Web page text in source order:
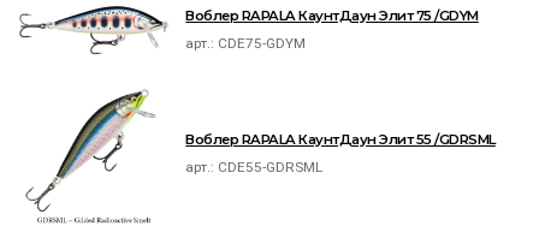
Воблер RAPALA КаунтДаун Элит 75 /GDYM
арт.: CDE75-GDYM
Воблер RAPALA КаунтДаун Элит 55 /GDRSML
арт.: CDE55-GDRSML